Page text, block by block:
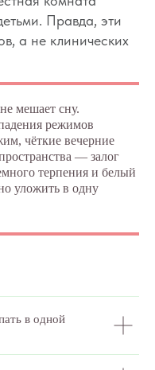
Правда, эти
а не клинических
мешает сну.
режимов
чёткие вечерние
— залог
терпения и белый
уложить в одну
в одной